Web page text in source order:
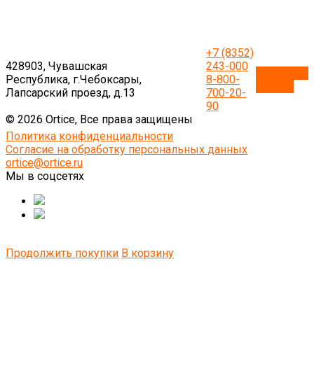
428903, Чувашская
Республика, г.Чебоксары,
Лапсарский проезд, д.13
+7 (8352)
243-000
8-800-
700-20-
90
© 2026 Ortice, Все права защищены
Политика конфиденциальности
Согласие на обработку персональных данных
ortice@ortice.ru
Мы в соцсетях
Продолжить покупки В корзину